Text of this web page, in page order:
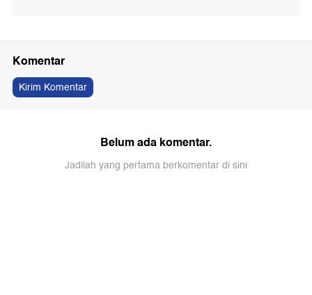
Komentar
Kirim Komentar
Belum ada komentar.
Jadilah yang pertama berkomentar di sini